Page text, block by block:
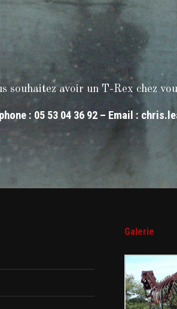
souhaitez avoir un T-Rex chez
: 05 53 04 36 92 – Email :
Galerie